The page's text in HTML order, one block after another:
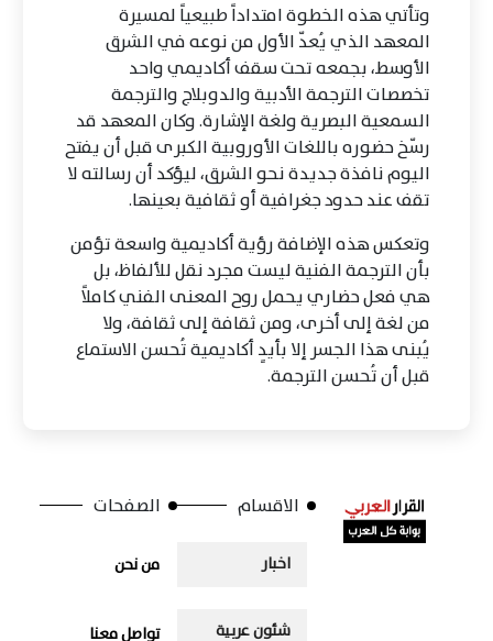
وتأتي هذه الخطوة امتداداً طبيعياً لمسيرة
المعهد الذي يُعدّ الأول من نوعه في الشرق
الأوسط، بجمعه تحت سقف أكاديمي واحد
تخصصات الترجمة الأدبية والدوبلاج والترجمة
السمعية البصرية ولغة الإشارة. وكان المعهد قد
رسّخ حضوره باللغات الأوروبية الكبرى قبل أن يفتح
اليوم نافذة جديدة نحو الشرق، ليؤكد أن رسالته لا
تقف عند حدود جغرافية أو ثقافية بعينها.
وتعكس هذه الإضافة رؤية أكاديمية واسعة تؤمن
بأن الترجمة الفنية ليست مجرد نقل للألفاظ، بل
هي فعل حضاري يحمل روح المعنى الفني كاملاً
من لغة إلى أخرى، ومن ثقافة إلى ثقافة، ولا
يُبنى هذا الجسر إلا بأيدٍ أكاديمية تُحسن الاستماع
قبل أن تُحسن الترجمة.
الاقسام
اخبار
شئون عربية
الصفحات
من نحن
تواصل معنا